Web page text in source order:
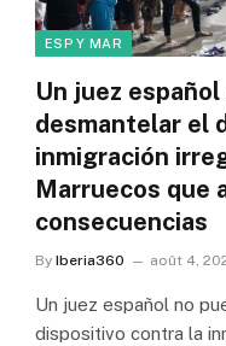
ESP Y MAR
Un juez
desmantelar el
inmigración
Marruecos que
consecuencias
By Iberia360 août 4,
Un juez español no
dispositivo contra la